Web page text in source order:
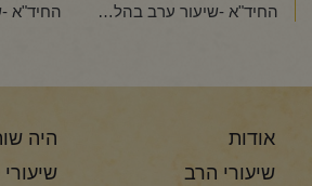
החיד"א -שיעור ערב בהלכה ובאגדה (אזכרה לרבנית רינה בת עליה ז"ל)-אור לג' אב תשפ"ה
אודות
היה
שיעורי הרב